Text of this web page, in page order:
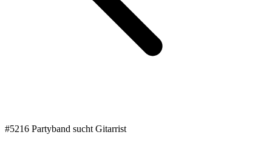
#5216 Partyband sucht Gitarrist